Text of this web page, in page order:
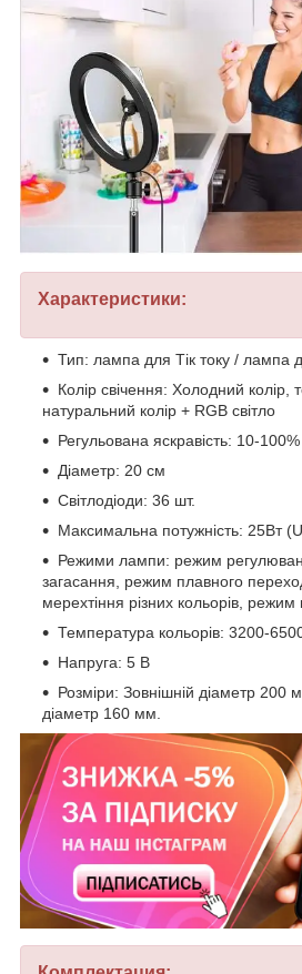
Характеристики:
Тип: лампа для Тік току / лампа
Колір свічення: Холодний колір,
натуральний колір + RGB світло
Регульована яскравість: 10-100%
Діаметр: 20 см
Світлодіоди: 36 шт.
Максимальна потужність: 25Вт
Режими лампи: режим
загасання, режим плавного
мерехтіння різних кольорів, режим
Температура кольорів: 3200-
Напруга: 5 В
Розміри: Зовнішній діаметр 200
діаметр 160 мм.